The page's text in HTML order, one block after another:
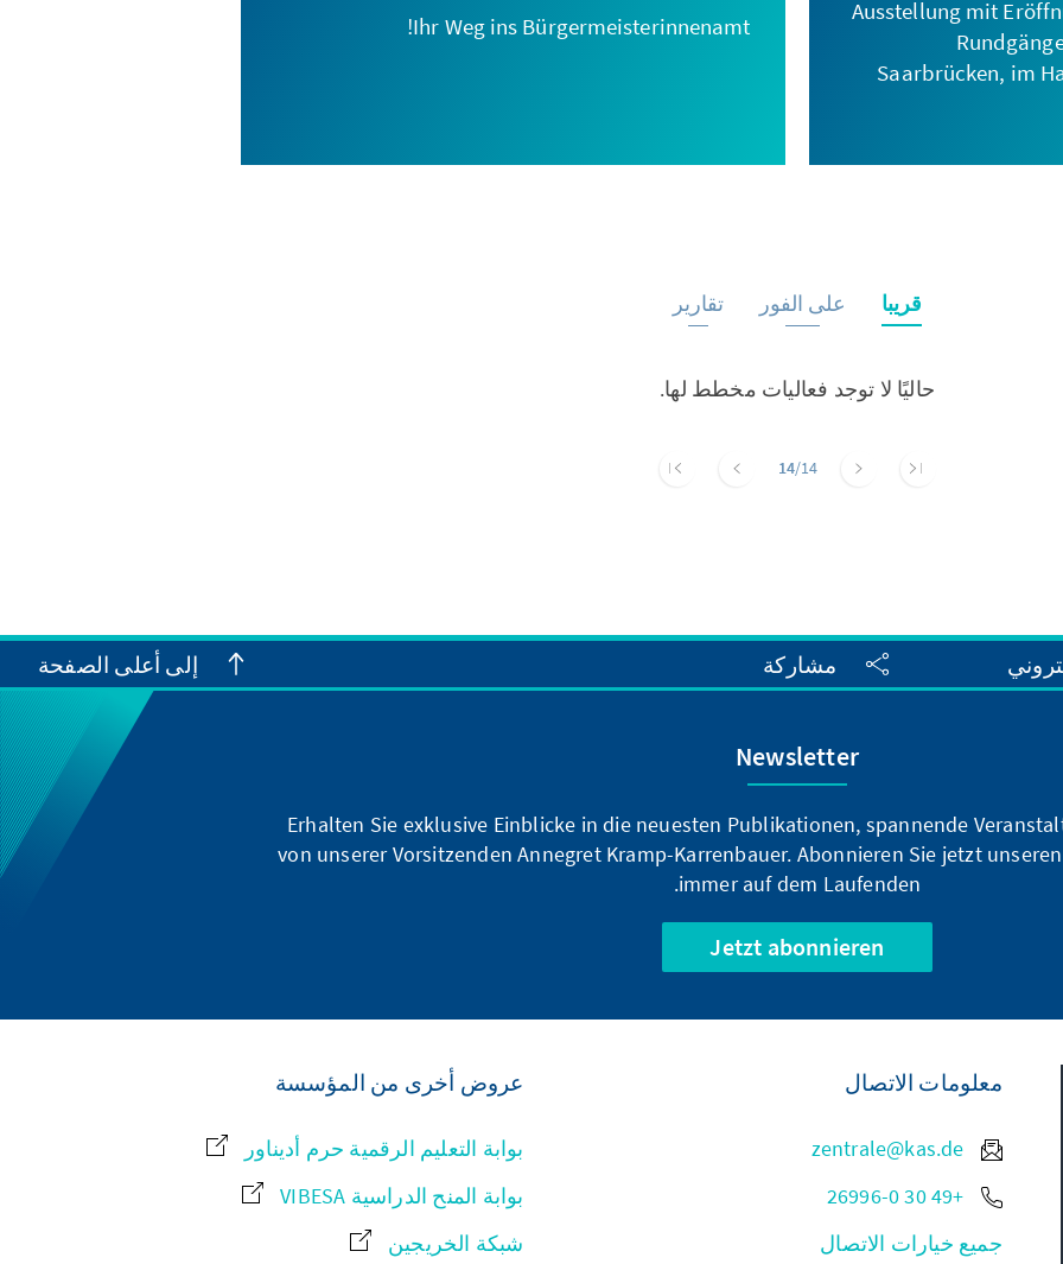
Ausstellung mit
Saarbrücken, im
Ihr Weg ins Bürgermeisterinnenamt!
قريبا على الفور تقارير
حاليًا لا توجد فعاليات مخطط لها.
14/14
مشاركة إلى أعلى الصفحة
Newsletter
Erhalten Sie exklusive Einblicke in die neuesten Publikationen, spannende
von unserer Vorsitzenden Annegret Kramp-Karrenbauer. Abonnieren Sie jetzt
immer auf dem Laufenden.
Jetzt abonnieren
معلومات الاتصال
+49 30 26996-0
جميع خيارات الاتصال
عروض أخرى من المؤسسة
بوابة التعليم الرقمية حرم أديناور
بوابة المنح الدراسية VIBESA
شبكة الخريجين